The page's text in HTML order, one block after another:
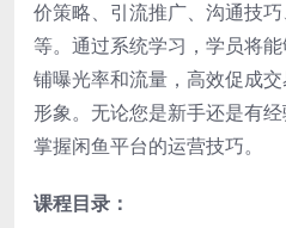
价策略、引流推广、沟通技
等。通过系统学习，学员将
铺曝光率和流量，高效促成
形象。无论您是新手还是有
掌握闲鱼平台的运营技巧。
课程目录：